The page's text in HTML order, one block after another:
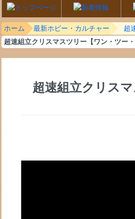
ホーム 最新ホビー・カルチャー
超
超速組立クリスマスツリー【ワン・ツー
超速組立クリス